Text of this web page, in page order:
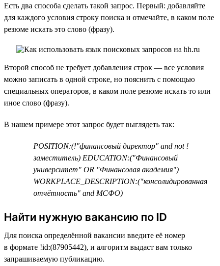
Есть два способа сделать такой запрос. Первый: добавляйте
для каждого условия строку поиска и отмечайте, в каком поле
резюме искать это слово (фразу).
Второй способ не требует добавления строк — все условия
можно записать в одной строке, но пояснить с помощью
специальных операторов, в каком поле резюме искать то или
иное слово (фразу).
В нашем примере этот запрос будет выглядеть так:
POSITION:(!"финансовый директор" and not !
заместитель) EDUCATION:("Финансовый
университет" OR "Финансовая академия")
WORKPLACE_DESCRIPTION:("консолидированная
отчётность" and МСФО)
Найти нужную вакансию по ID
Для поиска определённой вакансии введите её номер
в формате !id:(87905442), и алгоритм выдаст вам только
запрашиваемую публикацию.